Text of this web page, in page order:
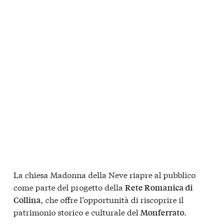
La chiesa Madonna della Neve riapre al pubblico
come parte del progetto della Rete Romanica di
Collina, che offre l’opportunità di riscoprire il
patrimonio storico e culturale del Monferrato.